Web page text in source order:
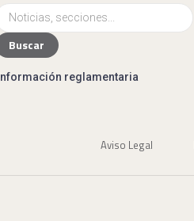
Información reglamentaria
Aviso Legal